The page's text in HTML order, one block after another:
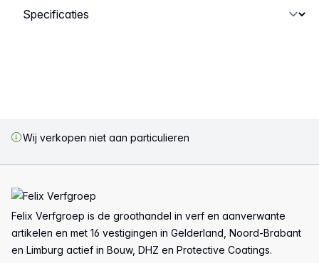
Selecteer een tabblad
Wij verkopen niet aan particulieren
Felix Verfgroep is de groothandel in verf en aanverwante
artikelen en met 16 vestigingen in Gelderland, Noord-Brabant
en Limburg actief in Bouw, DHZ en Protective Coatings.